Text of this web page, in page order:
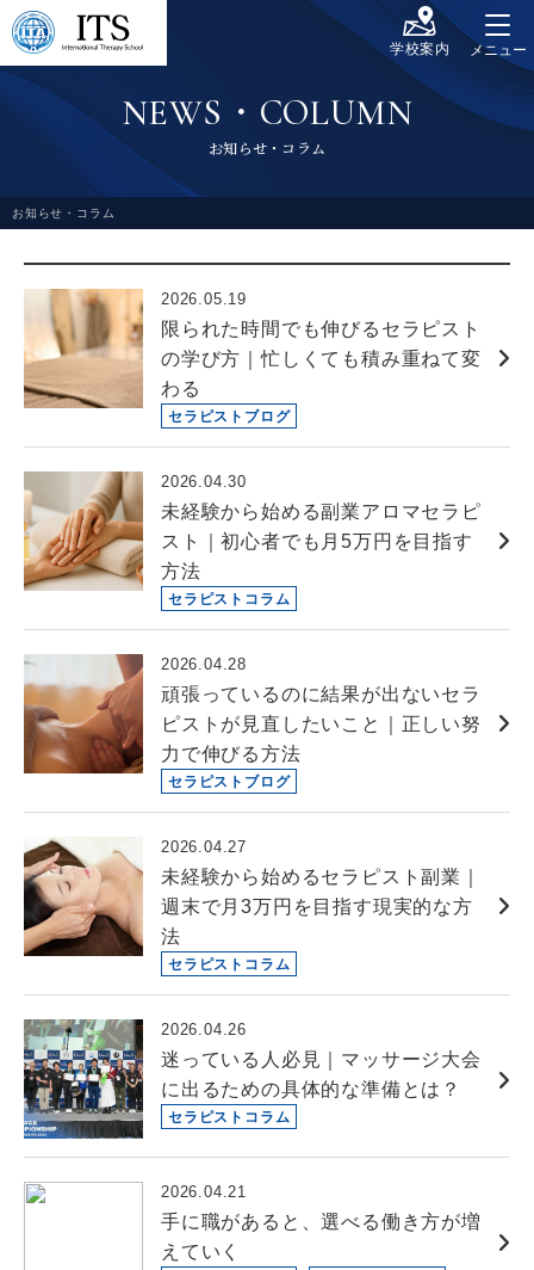
学校案内 メニュー
お知らせ・コラム
NEWS ・ COLUMN
お知らせ ・ コ ラム
2026.05.19
限られた時間でも伸びるセラピスト
の学び方｜忙しくても積み重ねて変
わる
セラピストブログ
2026.04.30
未経験から始める副業アロマセラピ
スト｜初心者でも月5万円を目指す
方法
セラピストコラム
2026.04.28
頑張っているのに結果が出ないセラ
ピストが見直したいこと｜正しい努
力で伸びる方法
セラピストブログ
2026.04.27
未経験から始めるセラピスト副業｜
週末で月3万円を目指す現実的な方
法
セラピストコラム
2026.04.26
迷っている人必見｜マッサージ大会
に出るための具体的な準備とは？
セラピストコラム
2026.04.21
手に職があると、選べる働き方が増
えていく